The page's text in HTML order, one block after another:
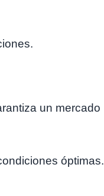
un mercado
óptimas.